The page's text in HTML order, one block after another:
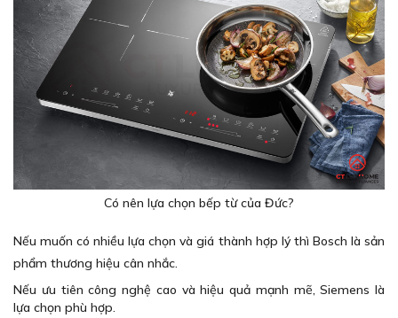
Có nên lựa chọn bếp từ của Đức?
Nếu muốn có nhiều lựa chọn và giá thành hợp lý thì Bosch là sản
phẩm thương hiệu cân nhắc.
Nếu ưu tiên công nghệ cao và hiệu quả mạnh mẽ, Siemens là
lựa chọn phù hợp.